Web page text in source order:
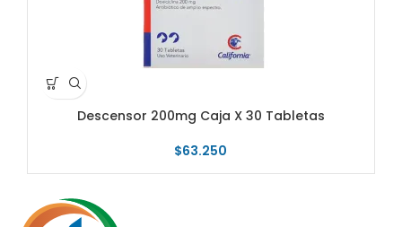
Descensor 200mg Caja X 30 Tabletas
$63.250